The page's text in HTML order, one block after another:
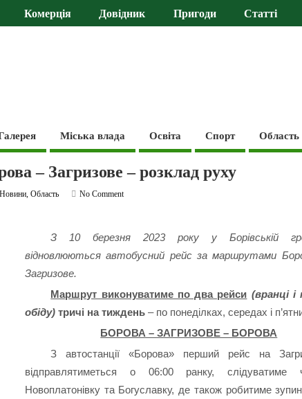
Комерція Довідник Пригоди Статті
Міська влада Освіта Спорт Область
– Загризове – розклад руху
Новини,Область
No Comment
З 10 березня 2023 року у Борівській
відновлюються автобусний рейс за маршрутами
Загризове.
Маршрут виконуватиме по два рейси (вранці і
обіду)тричі на тиждень– по понеділках, середах і
БОРОВА – ЗАГРИЗОВЕ – БОРОВА
З автостанції «Борова» перший рейс на
відправлятиметься о 06:00 ранку, слідуватиме
Новоплатонівку та Богуславку, де також робитиме